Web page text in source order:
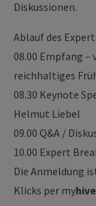
Diskussionen.
Ablauf des
08.00 Empfang –
reichhaltiges
08.30 Keynote
Helmut Liebel
09.00 Q&A /
10.00 Expert
Die Anmeldung
Klicks per myhive